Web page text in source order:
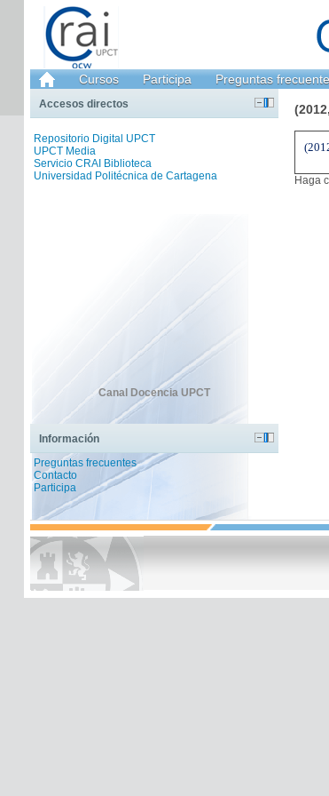
Cursos Participa Preguntas
Haga
Accesos directos
Repositorio Digital UPCT
UPCT Media
Servicio CRAI Biblioteca
Universidad Politécnica de Cartagena
Canal Docencia UPCT
Información
Preguntas frecuentes
Contacto
Participa